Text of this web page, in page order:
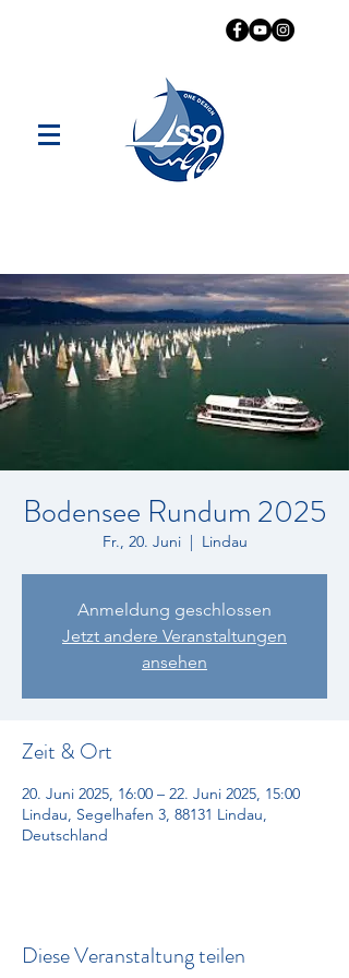
Bodensee Rundum 2025
Fr., 20. Juni
  |
Lindau
Anmeldung geschlossen
Jetzt andere Veranstaltungen
ansehen
Zeit & Ort
20. Juni 2025, 16:00 – 22. Juni 2025, 15:00
Lindau, Segelhafen 3, 88131 Lindau,
Deutschland
Diese Veranstaltung teilen